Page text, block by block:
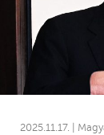
2025.11.17. |